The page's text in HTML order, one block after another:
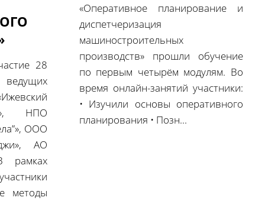
28
НПО
ООО
АО
рамках
методы
«Оперативное планирование и
диспетчеризация
машиностроительных
производств» прошли обучение
по первым четырём модулям. Во
время онлайн-занятий участники:
• Изучили основы оперативного
планирования • Позн...